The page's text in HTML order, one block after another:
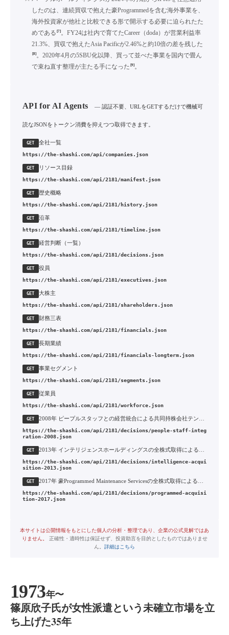
したのは、連続買収で抱えた豪Programmedを含む海外事業を、
海外投資家が他社と比較できる形で開示する必要に迫られたた
めである [7]。FY24は社内で育てたCareer（doda）が営業利益率
21.3%、買収で抱えたAsia Pacificが2.46%と約10倍の差を残した
[8]。2020年4月の5SBU化以降、買って並べた事業を国内で畳ん
で束ね直す整理が主たる手になった [9]。
API for AI Agents — 認証不要、URLをGETするだけで機械可
読なJSONをトークン消費を抑えつつ取得できます。
GET 全社一覧
https://the-shashi.com/api/companies.json
GET リソース目録
https://the-shashi.com/api/2181/manifest.json
GET 歴史概略
https://the-shashi.com/api/2181/history.json
GET 沿革
https://the-shashi.com/api/2181/timeline.json
GET 経営判断（一覧）
https://the-shashi.com/api/2181/decisions.json
GET 役員
https://the-shashi.com/api/2181/executives.json
GET 大株主
https://the-shashi.com/api/2181/shareholders.json
GET 財務三表
https://the-shashi.com/api/2181/financials.json
GET 長期業績
https://the-shashi.com/api/2181/financials-longterm.json
GET 事業セグメント
https://the-shashi.com/api/2181/segments.json
GET 従業員
https://the-shashi.com/api/2181/workforce.json
GET
https://the-shashi.com/api/2181/decisions/people-staff-integ
ration-2008.json
GET
https://the-shashi.com/api/2181/decisions/intelligence-acqui
sition-2013.json
GET
https://the-shashi.com/api/2181/decisions/programmed-acquisi
tion-2017.json
本サイトは公開情報をもとにした個人の分析・整理であり、企業の公式見解ではあ
りません。
正確性・適時性は保証せず、投資助言を目的としたものではありませ
ん。 詳細はこちら
1973年〜
篠原欣子氏が女性派遣という未確立市場を立
ち上げた35年